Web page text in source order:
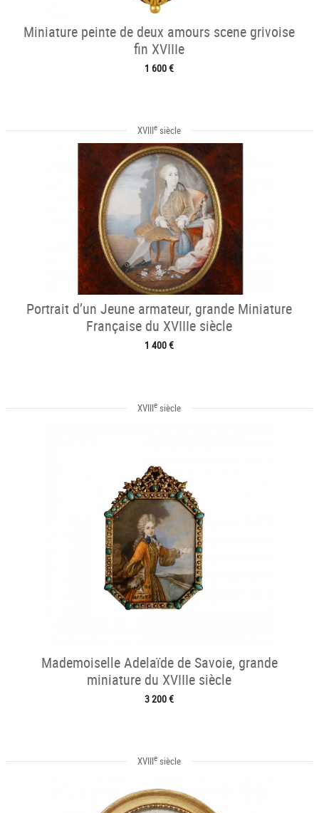
Miniature peinte de deux amours scene grivoise
fin XVIIIe
1 600 €
XVIIIe siècle
Portrait d’un Jeune armateur, grande Miniature
Française du XVIIIe siècle
1 400 €
XVIIIe siècle
Mademoiselle Adelaïde de Savoie, grande
miniature du XVIIIe siècle
3 200 €
XVIIIe siècle